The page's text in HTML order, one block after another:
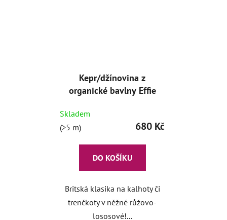
Kepr/džínovina z
organické bavlny Effie
Skladem
(>5 m)
680 Kč
DO KOŠÍKU
Britská klasika na kalhoty či
trenčkoty v něžné růžovo-
lososové!...